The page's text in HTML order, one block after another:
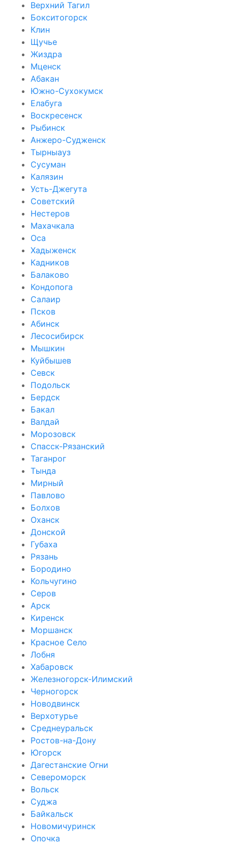
Верхний Тагил
Бокситогорск
Клин
Щучье
Жиздра
Мценск
Абакан
Южно-Сухокумск
Елабуга
Воскресенск
Рыбинск
Анжеро-Судженск
Тырныауз
Сусуман
Калязин
Усть-Джегута
Советский
Нестеров
Махачкала
Оса
Хадыженск
Кадников
Балаково
Кондопога
Салаир
Псков
Абинск
Лесосибирск
Мышкин
Куйбышев
Севск
Подольск
Бердск
Бакал
Валдай
Морозовск
Спасск-Рязанский
Таганрог
Тында
Мирный
Павлово
Болхов
Оханск
Донской
Губаха
Рязань
Бородино
Кольчугино
Серов
Арск
Киренск
Моршанск
Красное Село
Лобня
Хабаровск
Железногорск-Илимский
Черногорск
Новодвинск
Верхотурье
Среднеуральск
Ростов-на-Дону
Югорск
Дагестанские Огни
Североморск
Вольск
Суджа
Байкальск
Новомичуринск
Опочка